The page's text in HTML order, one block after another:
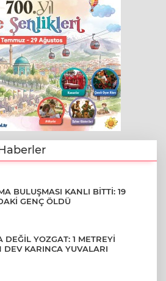
BULUŞMASI KANLI BİTTİ: 19
GENÇ ÖLDÜ
DEĞİL YOZGAT: 1 METREYİ
DEV KARINCA YUVALARI